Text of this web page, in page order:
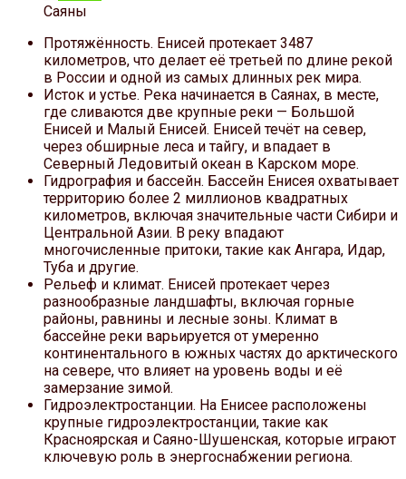
Саяны
Протяжённость. Енисей протекает 3487
километров, что делает её третьей по длине рекой
в России и одной из самых длинных рек мира.
Исток и устье. Река начинается в Саянах, в месте,
где сливаются две крупные реки — Большой
Енисей и Малый Енисей. Енисей течёт на север,
через обширные леса и тайгу, и впадает в
Северный Ледовитый океан в Карском море.
Гидрография и бассейн. Бассейн Енисея охватывает
территорию более 2 миллионов квадратных
километров, включая значительные части Сибири и
Центральной Азии. В реку впадают
многочисленные притоки, такие как Ангара, Идар,
Туба и другие.
Рельеф и климат. Енисей протекает через
разнообразные ландшафты, включая горные
районы, равнины и лесные зоны. Климат в
бассейне реки варьируется от умеренно
континентального в южных частях до арктического
на севере, что влияет на уровень воды и её
замерзание зимой.
Гидроэлектростанции. На Енисее расположены
крупные гидроэлектростанции, такие как
Красноярская и Саяно-Шушенская, которые играют
ключевую роль в энергоснабжении региона.